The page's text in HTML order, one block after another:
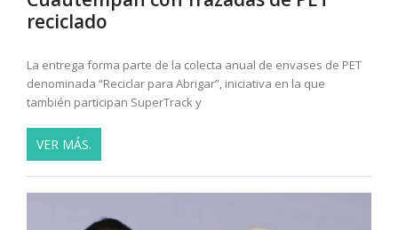
reciclado
La entrega forma parte de la colecta anual de envases de PET
denominada “Reciclar para Abrigar”, iniciativa en la que
también participan SuperTrack y
VER MÁS.